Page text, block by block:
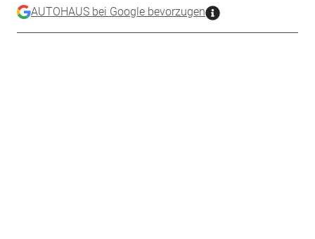
AUTOHAUS bei Google bevorzugen